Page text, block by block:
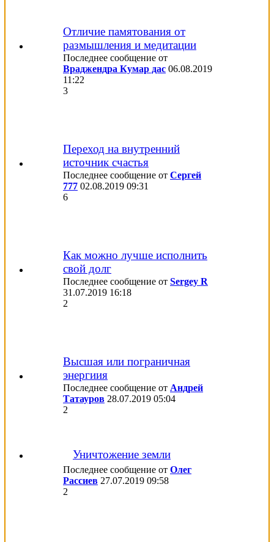
Отличие памятования от
размышления и медитации
Последнее сообщение от
Враджендра Кумар дас 06.08.2019
11:22
3
Переход на внутренний
источник счастья
Последнее сообщение от Сергей
777 02.08.2019 09:31
6
Как можно лучше исполнить
свой долг
Последнее сообщение от Sergey R
31.07.2019 16:18
2
Высшая или пограничная
энергиия
Последнее сообщение от Андрей
Татауров 28.07.2019 05:04
2
Уничтожение земли
Последнее сообщение от Олег
Рассиев 27.07.2019 09:58
2